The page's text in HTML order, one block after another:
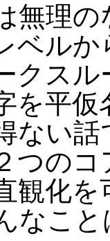
無理の
ベル
クス
を平
ない
つの
観化
なこ